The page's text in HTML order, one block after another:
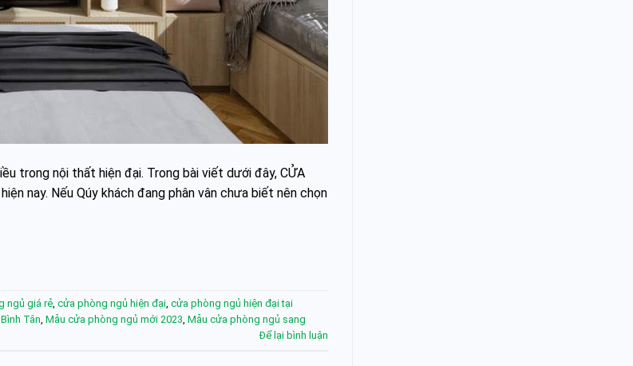
trong nội thất hiện đại. Trong bài viết dưới đây, CỬA
nay. Nếu Qúy khách đang phân vân chưa biết nên chọn
ngủ giá rẻ, cửa phòng ngủ hiện đại, cửa phòng ngủ hiện đại tại
Tân, Mẫu cửa phòng ngủ mới 2023, Mẫu cửa phòng ngủ sang
Để lại bình luận